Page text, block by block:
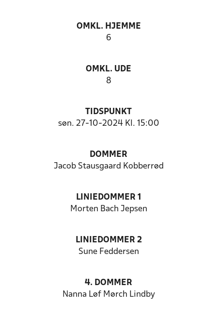
OMKL. HJEMME
6
OMKL. UDE
8
TIDSPUNKT
søn. 27-10-2024 Kl. 15:00
DOMMER
Jacob Stausgaard Kobberrød
LINIEDOMMER 1
Morten Bach Jepsen
LINIEDOMMER 2
Sune Feddersen
4. DOMMER
Nanna Løf Mørch Lindby